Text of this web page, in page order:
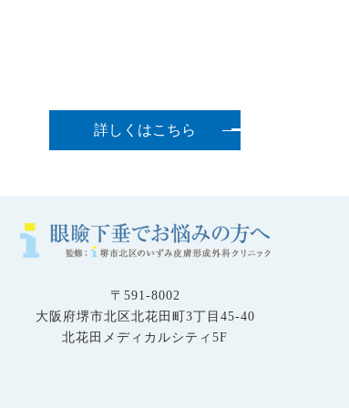
詳しくはこちら
〒591-8002
大阪府堺市北区北花田町3丁目45-40
北花田メディカルシティ5F